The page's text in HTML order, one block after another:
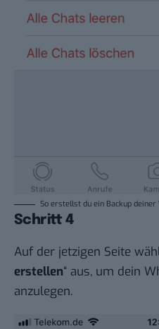
So erstellst du ein Backup
Schritt 4
Auf der jetzigen Seite
erstellen“ aus, um dein
anzulegen.